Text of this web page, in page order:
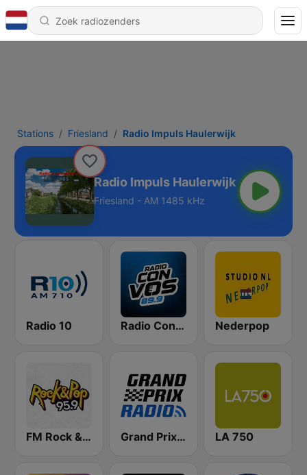
Stations Friesland Radio Impuls Haulerwijk
Radio Impuls Haulerwijk
Friesland - AM 1485 kHz
Radio 10 Radio Con Vos 89.9 Nederpop
FM Rock & Pop Grand Prix Radio BE LA 750